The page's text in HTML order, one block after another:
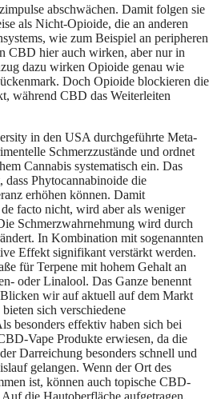
abschwächen. Damit folgen sie
als Nicht-Opioide, die an anderen
wie zum Beispiel an peripheren
CBD hier auch wirken, aber nur in
dazu wirken Opioide genau wie
Doch Opioide blockieren die
während CBD das Weiterleiten
in den USA durchgeführte Meta-
Schmerzzustände und ordnet
Cannabis systematisch ein. Das
dass Phytocannabinoide die
erhöhen können. Damit
facto nicht, wird aber als weniger
Schmerzwahrnehmung wird durch
In Kombination mit sogenannten
Effekt signifikant verstärkt werden.
für Terpene mit hohem Gehalt an
oder Linalool. Das Ganze benennt
wir auf aktuell auf dem Markt
sich verschiedene
besonders effektiv haben sich bei
Vape Produkte erwiesen, da die
Darreichung besonders schnell und
gelangen. Wenn der Ort des
ist, können auch topische CBD-